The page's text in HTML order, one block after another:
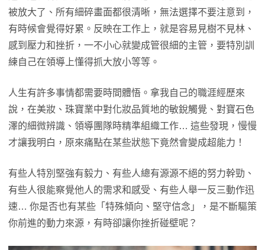
被放大了、所有細碎畫面都很清晰，無法選擇不要注意到，
有時候會覺得好累。反映在工作上，就是容易見樹不見林、
感到壓力和挫折，一不小心就變成管很細的主管，要特別訓
練自己在領導上懂得抓大放小等等。
人生有許多事情都需要時間體悟。拿我自己的職涯經歷來
說，在美妝、珠寶業中對化妝品質地的敏銳觸覺、對寶石色
澤的細微辨識、領導團隊時精準組織工作… 這些發現，慢慢
才讓我明白，原來痛點在某些狀態下竟然會變成超能力！
有些人特別堅強有毅力、有些人總有源源不絕的努力幹勁、
有些人很能察覺他人的需求和感受、有些人舉一反三動作迅
速… 你是否也有某些「特殊傾向、堅守信念」，是不斷驅策
你前進的動力來源，有時卻讓你挫折碰壁呢？